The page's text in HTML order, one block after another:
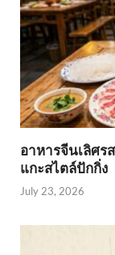
อาหารจีนเลิศร
แกะสไตล์ปักกิ่ง
July 23, 2026